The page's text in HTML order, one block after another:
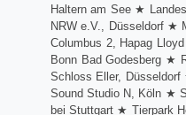
Haltern am See ★
NRW e.V., Düsseldorf ★
Columbus 2, Hapag
Bonn Bad Godesberg ★
Schloss Eller,
Sound Studio N, Köln ★
bei Stuttgart ★ Tierpark